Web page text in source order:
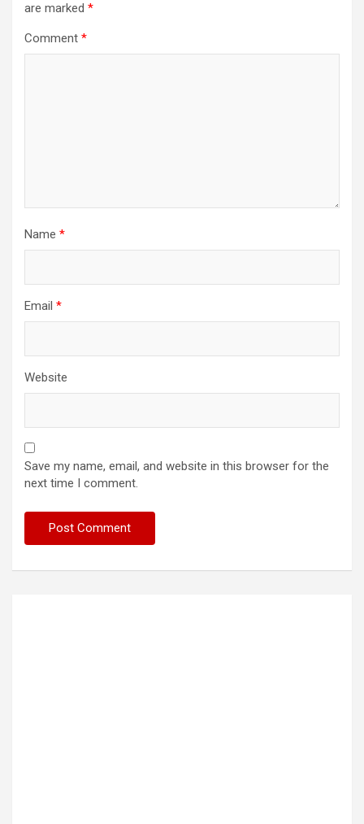
are marked *
Comment *
Name *
Email *
Website
Save my name, email, and website in this browser for the
next time I comment.